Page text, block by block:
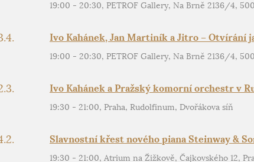
19:00 - 20:30, PETROF Gallery, Na Brně 2136/4,
Ivo Kahánek, Jan Martiník a Jitro – Otvírání
19:00 - 20:30, PETROF Gallery, Na Brně 2136/4,
Ivo Kahánek a Pražský komorní orchestr v
19:30 - 21:00, Praha, Rudolfinum, Dvořákova síň
Slavnostní křest nového piana Steinway &
19:30 - 21:00, Atrium na Žižkově, Čajkovského 12,